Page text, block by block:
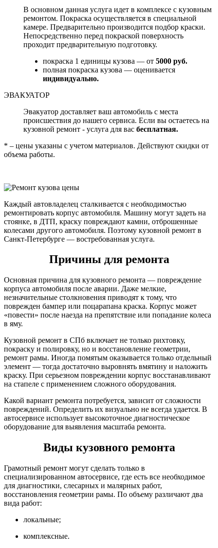
В основном данная услуга идет в комплексе с кузовным
ремонтом. Покраска осуществляется в специальной
камере. Предварительно производится подбор краски.
Непосредственно перед покраской поверхность
проходит предварительную подготовку.
покраска 1 единицы кузова — от 5000 руб.
полная покраска кузова — оценивается
индивидуально.
ЭВАКУАТОР
Эвакуатор доставляет ваш автомобиль с места
происшествия до нашего сервиса. Если вы остаетесь на
кузовной ремонт - услуга для вас бесплатная.
* – цены указаны с учетом материалов. Действуют скидки от
объема работы.
Каждый автовладелец сталкивается с необходимостью
ремонтировать корпус автомобиля. Машину могут задеть на
стоянке, в ДТП, краску повреждают камни, отброшенные
колесами другого автомобиля. Поэтому кузовной ремонт в
Санкт-Петербурге — востребованная услуга.
Причины для ремонта
Основная причина для кузовного ремонта — повреждение
корпуса автомобиля после аварии. Даже мелкие,
незначительные столкновения приводят к тому, что
поврежден бампер или поцарапана краска. Корпус может
«повести» после наезда на препятствие или попадание колеса
в яму.
Кузовной ремонт в СПб включает не только рихтовку,
покраску и полировку, но и восстановление геометрии,
ремонт рамы. Иногда помятым оказывается только отдельный
элемент — тогда достаточно выровнять вмятину и наложить
краску. При серьезном повреждении корпус восстанавливают
на стапеле с применением сложного оборудования.
Какой вариант ремонта потребуется, зависит от сложности
повреждений. Определить их визуально не всегда удается. В
автосервисе использует высокоточное диагностическое
оборудование для выявления масштаба ремонта.
Виды кузовного ремонта
Грамотный ремонт могут сделать только в
специализированном автосервисе, где есть все необходимое
для диагностики, слесарных и малярных работ,
восстановления геометрии рамы. По объему различают два
вида работ:
локальные;
комплексные.